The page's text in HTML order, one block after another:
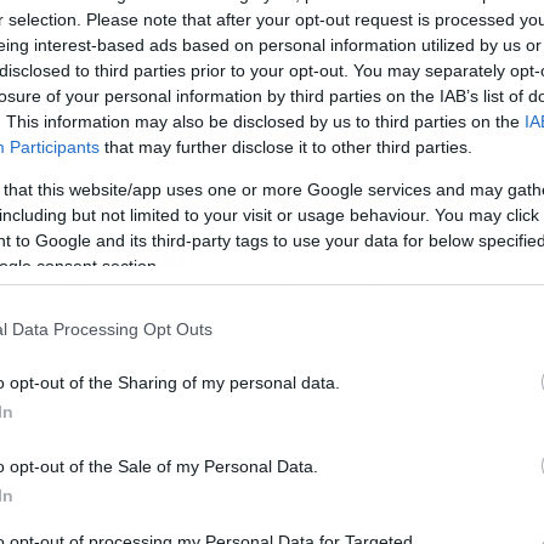
selection. Please note that after your opt-out request is processed
interest-based ads based on personal information utilized by us
to third parties prior to your opt-out. You may separately
of your personal information by third parties on the IAB’s list of
This information may also be disclosed by us to third parties on the
Participants that may further disclose it to other third parties.
that this website/app uses one or more Google services and may
but not limited to your visit or usage behaviour. You may
to Google and its third-party tags to use your data for below
consent section.
Data Processing Opt Outs
opt-out of the Sharing of my personal data.
opt-out of the Sale of my Personal Data.
05/2023 09:29
D: Πόσο σημαντική είναι για
καρδιά μας
του ασβεστίου στην προώθηση της ανάπτυξης
και στο σχηματισμό και τη διατήρηση της αντοχής των
μας. Ωστόσο, είναι απόλυτα σημαντική και για την υγεία
καρδιάς μας… Πάμε να δούμε ορισμένα από αυτά… Αλλαγές
προφίλ λιπιδίων. Υπάρχουν μελέτες που […]